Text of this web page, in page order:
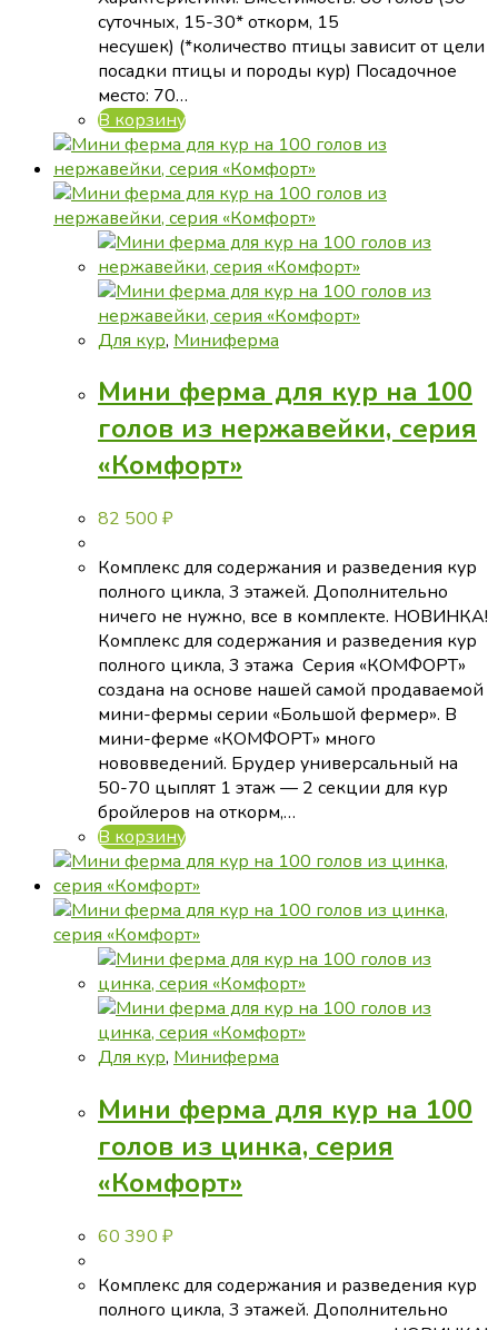
суточных, 15-30* откорм, 15
несушек) (*количество птицы зависит от цели
посадки птицы и породы кур) Посадочное
место: 70…
В корзину
Для кур, Миниферма
Мини ферма для кур на 100
голов из нержавейки, серия
«Комфорт»
82 500 ₽
Комплекс для содержания и разведения кур
полного цикла, 3 этажей. Дополнительно
ничего не нужно, все в комплекте. НОВИНКА!
Комплекс для содержания и разведения кур
полного цикла, 3 этажа Серия «КОМФОРТ»
создана на основе нашей самой продаваемой
мини-фермы серии «Большой фермер». В
мини-ферме «КОМФОРТ» много
нововведений. Брудер универсальный на
50-70 цыплят 1 этаж — 2 секции для кур
бройлеров на откорм,…
В корзину
Для кур, Миниферма
Мини ферма для кур на 100
голов из цинка, серия
«Комфорт»
60 390 ₽
Комплекс для содержания и разведения кур
полного цикла, 3 этажей. Дополнительно